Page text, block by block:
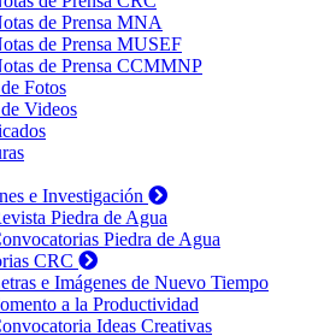
de Prensa MNA
de Prensa MUSEF
de Prensa CCMMNP
Fotos
Videos
e Investigación
Piedra de Agua
Piedra de Agua
CRC
e Imágenes de Nuevo Tiempo
a la Productividad
Ideas Creativas